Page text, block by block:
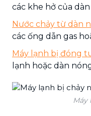
các khe hở của
Nước chảy từ dàn
các ống dẫn gas
Máy lạnh bị đóng
lạnh hoặc dàn
Máy